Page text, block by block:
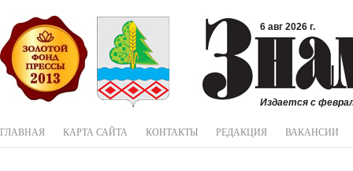
6 авг 2026 г.
Издается с
ГЛАВНАЯ КАРТА САЙТА КОНТАКТЫ РЕДАКЦИЯ ВАКАНСИИ